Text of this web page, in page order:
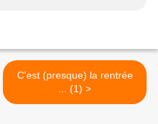
C'est (presque) la rentrée
... (1) >